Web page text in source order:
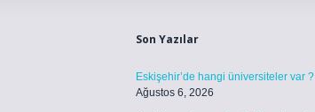
Son Yazılar
Eskişehir’de hangi üniversiteler var ?
Ağustos 6, 2026